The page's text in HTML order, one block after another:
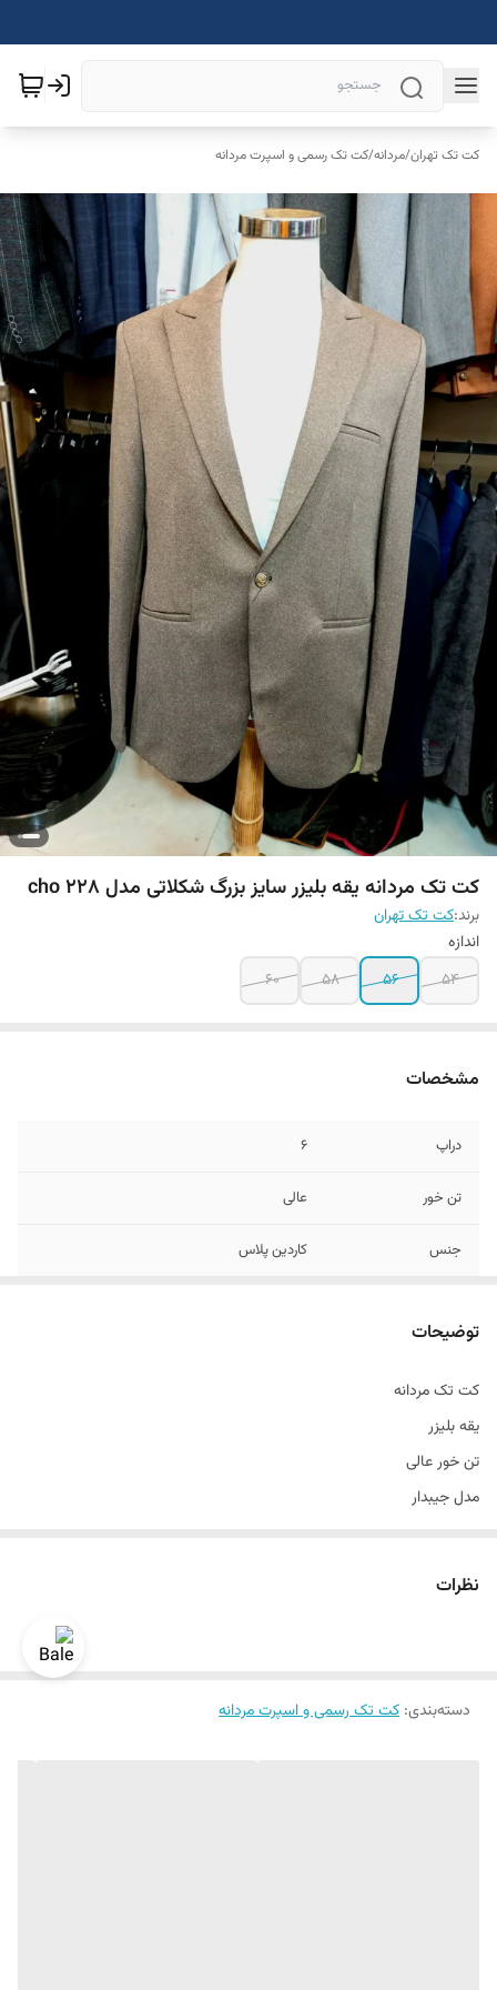
کت تک تهران/مردانه/کت تک رسمی و اسپرت مردانه
کت تک مردانه یقه بلیزر سایز بزرگ شکلاتی مدل cho 228
برند:کت تک تهران
اندازه
54
56
58
60
مشخصات
دراپ 6
تن خور عالی
جنس کاردین پلاس
توضیحات
کت تک مردانه
یقه بلیزر
تن خور عالی
مدل جیبدار
قواره اسلیم فیت و اندامی
نظرات
دسته‌بندی: کت تک رسمی و اسپرت مردانه